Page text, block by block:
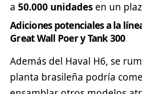
a 50.000 unidades en un
Adiciones potenciales a la
Great Wall Poer y Tank 300
Además del Haval H6, se
planta brasileña podría